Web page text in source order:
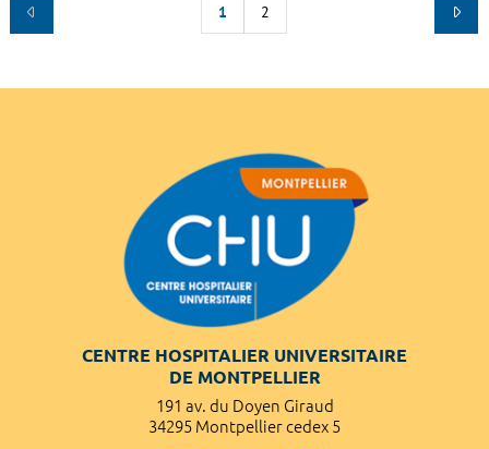
1 2
CENTRE HOSPITALIER UNIVERSITAIRE
DE MONTPELLIER
191 av. du Doyen Giraud
34295 Montpellier cedex 5